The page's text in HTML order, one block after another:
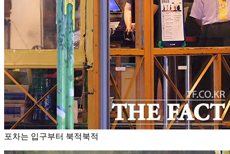
포차는 입구부터 북적북적